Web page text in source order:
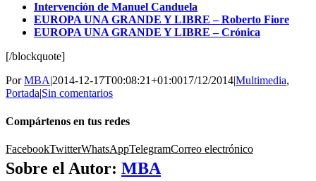
Intervención de Manuel Canduela
EUROPA UNA GRANDE Y LIBRE – Roberto Fiore
EUROPA UNA GRANDE Y LIBRE – Crónica
[/blockquote]
PorMBA|2014-12-17T00:08:21+01:0017/12/2014|Multimedia,
Portada|Sin comentarios
Compártenos en tus redes
FacebookTwitterWhatsAppTelegramCorreo electrónico
Sobre el Autor: MBA